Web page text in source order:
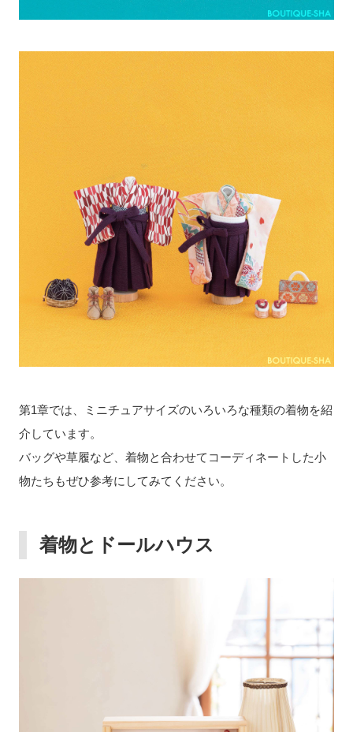
第1章では、ミニチュアサイズのいろいろな種類の着物を紹
介しています。
バッグや草履など、着物と合わせてコーディネートした小
物たちもぜひ参考にしてみてください。
着物とドールハウス